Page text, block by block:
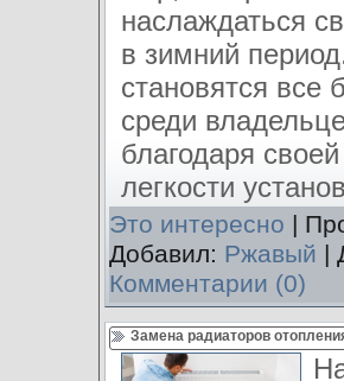
наслаждаться
в зимний
становятся все
среди
благодаря
легкости
Это интересно |
Добавил: Ржавый |
Комментарии (0)
Замена радиаторов